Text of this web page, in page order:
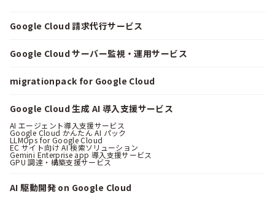
Google Cloud 請求代行サービス
Google Cloud サーバー監視・運用サービス
migrationpack for Google Cloud
Google Cloud 生成 AI 導入支援サービス
AI エージェント導入支援サービス
Google Cloud かんたん AI パック
LLMOps for Google Cloud
EC サイト向け AI 検索ソリューション
Gemini Enterprise app 導入支援サービス
GPU 調達・構築支援サービス
AI 駆動開発 on Google Cloud